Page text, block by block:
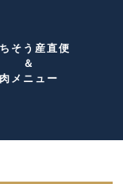
そう産直便
＆
肉メニュー